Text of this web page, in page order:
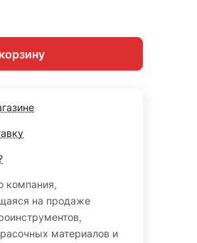
компания,
на продаже
материалов и